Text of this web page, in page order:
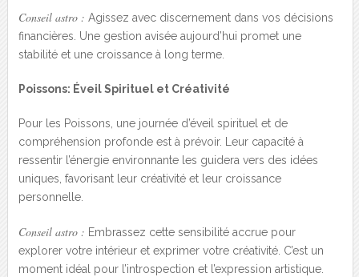
Conseil astro : Agissez avec discernement dans vos décisions
financières. Une gestion avisée aujourd’hui promet une
stabilité et une croissance à long terme.
Poissons: Éveil Spirituel et Créativité
Pour les Poissons, une journée d’éveil spirituel et de
compréhension profonde est à prévoir. Leur capacité à
ressentir l’énergie environnante les guidera vers des idées
uniques, favorisant leur créativité et leur croissance
personnelle.
Conseil astro : Embrassez cette sensibilité accrue pour
explorer votre intérieur et exprimer votre créativité. C’est un
moment idéal pour l’introspection et l’expression artistique.